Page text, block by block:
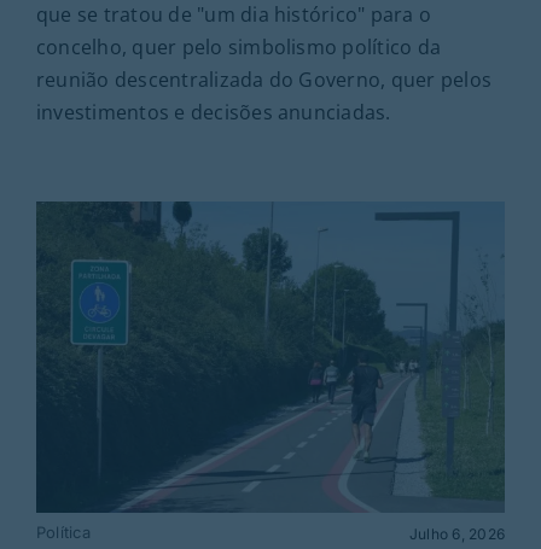
que se tratou de "um dia histórico" para o
concelho, quer pelo simbolismo político da
reunião descentralizada do Governo, quer pelos
investimentos e decisões anunciadas.
Política Julho 6, 2026